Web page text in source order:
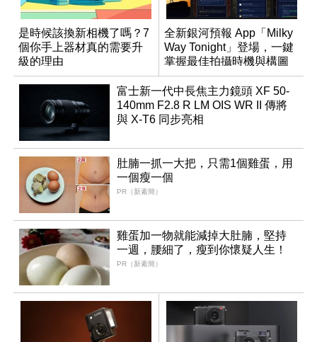
是時候該換新相機了嗎？7
個你手上器材真的需要升
級的理由
全新銀河預報 App「Milky
Way Tonight」登場，一鍵
掌握最佳拍攝時機與構圖
富士新一代中長焦主力鏡頭 XF 50-
140mm F2.8 R LM OIS WR II 傳將
與 X-T6 同步亮相
肚腩一抓一大把，只需1個雞蛋，用
一個瘦一個
PR（新素簡）
雞蛋加一物就能減掉大肚腩，堅持
一週，腰細了，瘦到你懷疑人生！
PR（新素簡）